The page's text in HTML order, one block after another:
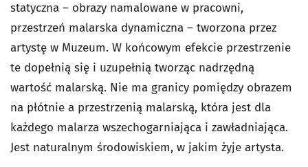
statyczna – obrazy namalowane w pracowni,
przestrzeń malarska dynamiczna – tworzona przez
artystę w Muzeum. W końcowym efekcie przestrzenie
te dopełnią się i uzupełnią tworząc nadrzędną
wartość malarską. Nie ma granicy pomiędzy obrazem
na płótnie a przestrzenią malarską, która jest dla
każdego malarza wszechogarniająca i zawładniająca.
Jest naturalnym środowiskiem, w jakim żyje artysta.